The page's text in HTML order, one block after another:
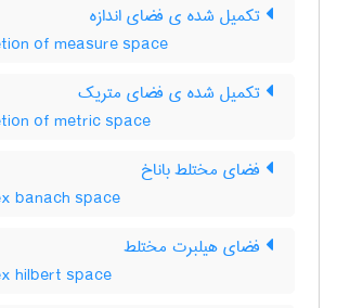
تکمیل شده ی فضای اندازه
of measure space
تکمیل شده ی فضای متریک
of metric space
فضای مختلط باناخ
banach space
فضای هیلبرت مختلط
hilbert space